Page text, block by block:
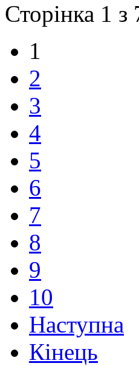
Сторінка 1 з
1
2
3
4
5
6
7
8
9
10
Наступна
Кінець